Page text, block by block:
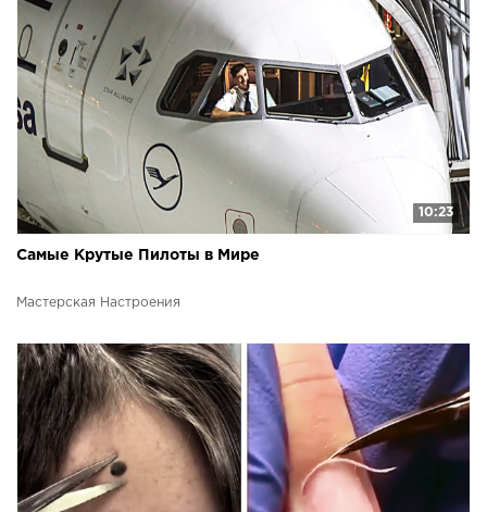
10:23
Самые Крутые Пилоты в Мире
Мастерская Настроения